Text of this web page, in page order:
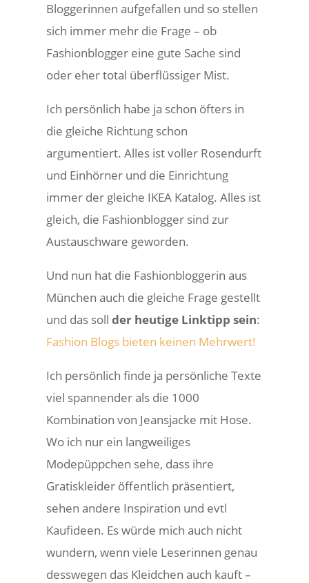
Bloggerinnen aufgefallen und so stellen
sich immer mehr die Frage – ob
Fashionblogger eine gute Sache sind
oder eher total überflüssiger Mist.
Ich persönlich habe ja schon öfters in
die gleiche Richtung schon
argumentiert. Alles ist voller Rosendurft
und Einhörner und die Einrichtung
immer der gleiche IKEA Katalog. Alles ist
gleich, die Fashionblogger sind zur
Austauschware geworden.
Und nun hat die Fashionbloggerin aus
München auch die gleiche Frage gestellt
und das sollder heutige Linktipp sein:
Fashion Blogs bieten keinen Mehrwert!
Ich persönlich finde ja persönliche Texte
viel spannender als die 1000
Kombination von Jeansjacke mit Hose.
Wo ich nur ein langweiliges
Modepüppchen sehe, dass ihre
Gratiskleider öffentlich präsentiert,
sehen andere Inspiration und evtl
Kaufideen. Es würde mich auch nicht
wundern, wenn viele Leserinnen genau
desswegen das Kleidchen auch kauft –